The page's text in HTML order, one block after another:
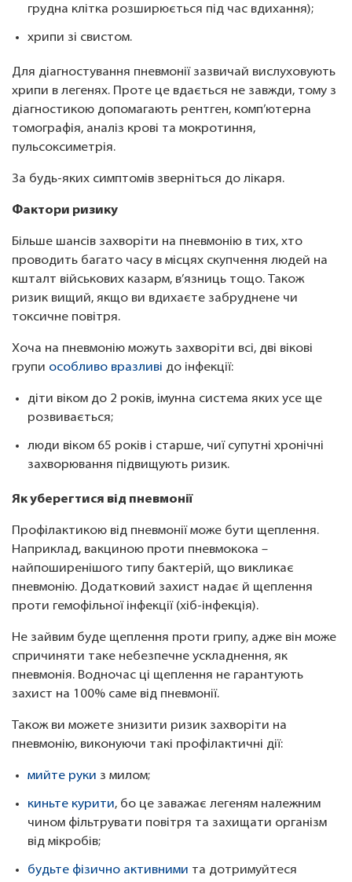
грудна клітка розширюється під час вдихання);
хрипи зі свистом.
Для діагностування пневмонії зазвичай вислуховують
хрипи в легенях. Проте це вдається не завжди, тому з
діагностикою допомагають рентген, комп’ютерна
томографія, аналіз крові та мокротиння,
пульсоксиметрія.
За будь-яких симптомів зверніться до лікаря.
Фактори ризику
Більше шансів захворіти на пневмонію в тих, хто
проводить багато часу в місцях скупчення людей на
кшталт військових казарм, в’язниць тощо. Також
ризик вищий, якщо ви вдихаєте забруднене чи
токсичне повітря.
Хоча на пневмонію можуть захворіти всі, дві вікові
групи особливо вразливі до інфекції:
діти віком до 2 років, імунна система яких усе ще
розвивається;
люди віком 65 років і старше, чиї супутні хронічні
захворювання підвищують ризик.
Як уберегтися від пневмонії
Профілактикою від пневмонії може бути щеплення.
Наприклад, вакциною проти пневмокока –
найпоширенішого типу бактерій, що викликає
пневмонію. Додатковий захист надає й щеплення
проти гемофільної інфекції (хіб-інфекція).
Не зайвим буде щеплення проти грипу, адже він може
спричиняти таке небезпечне ускладнення, як
пневмонія. Водночас ці щеплення не гарантують
захист на 100% саме від пневмонії.
Також ви можете знизити ризик захворіти на
пневмонію, виконуючи такі профілактичні дії:
мийте руки з милом;
киньте курити, бо це заважає легеням належним
чином фільтрувати повітря та захищати організм
від мікробів;
будьте фізично активними та дотримуйтеся